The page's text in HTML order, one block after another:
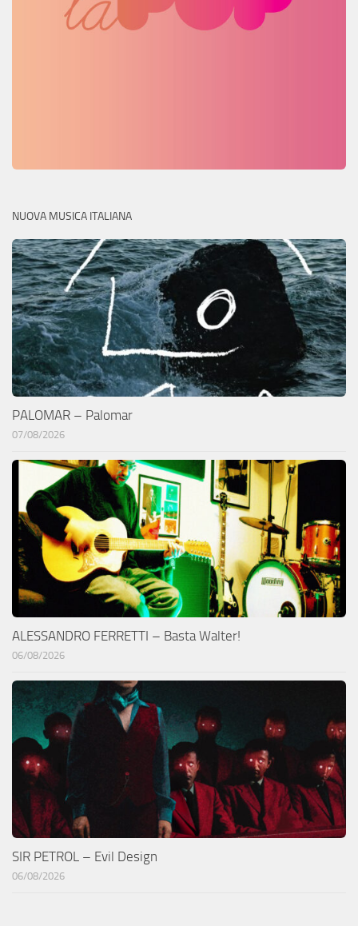
NUOVA MUSICA ITALIANA
PALOMAR – Palomar
07/08/2026
ALESSANDRO FERRETTI – Basta Walter!
06/08/2026
SIR PETROL – Evil Design
06/08/2026